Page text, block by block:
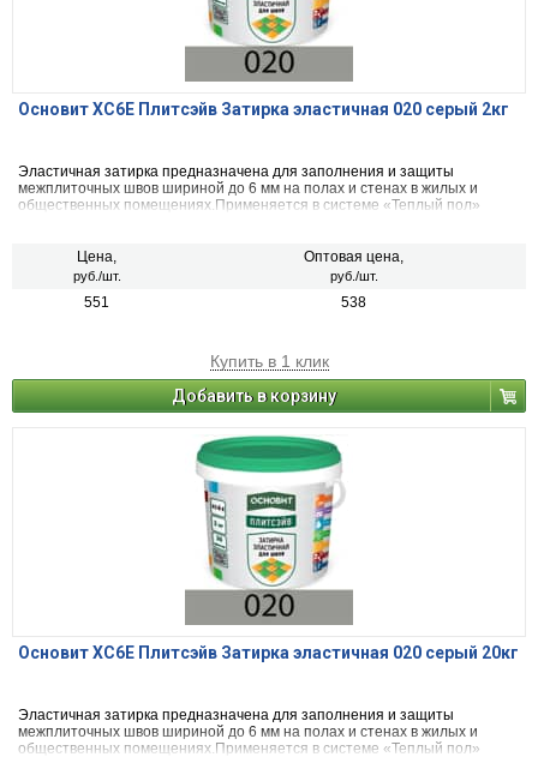
Основит ХС6Е Плитсэйв Затирка эластичная 020 серый 2кг
Эластичная затирка предназначена для заполнения и защиты
межплиточных швов шириной до 6 мм на полах и стенах в жилых и
общественных помещениях.Применяется в системе «Теплый пол»
Цена,
руб./шт.
Оптовая цена,
руб./шт.
551 538
Купить в 1 клик
Добавить в корзину
Основит ХС6Е Плитсэйв Затирка эластичная 020 серый 20кг
Эластичная затирка предназначена для заполнения и защиты
межплиточных швов шириной до 6 мм на полах и стенах в жилых и
общественных помещениях.Применяется в системе «Теплый пол»